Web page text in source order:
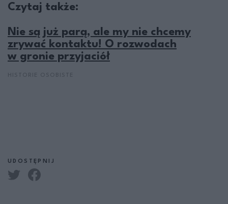
Czytaj także:
Nie są już parą, ale my nie chcemy
zrywać kontaktu! O rozwodach
w gronie przyjaciół
UDOSTĘPNIJ